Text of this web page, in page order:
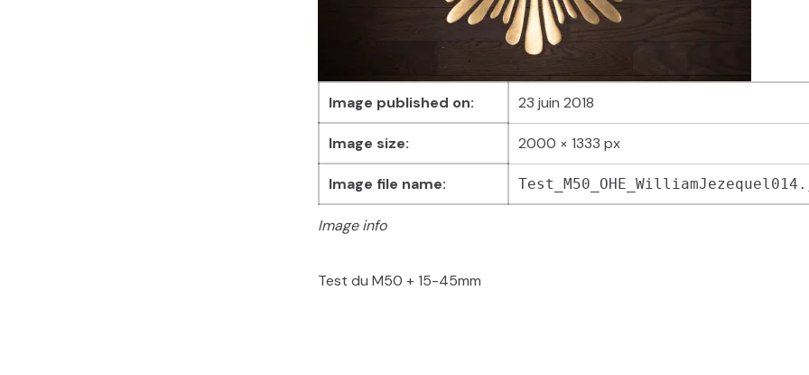
Image info
Image published on: 23 juin 2018
Image size: 2000 × 1333 px
Image file name:
Test du M50 + 15-45mm